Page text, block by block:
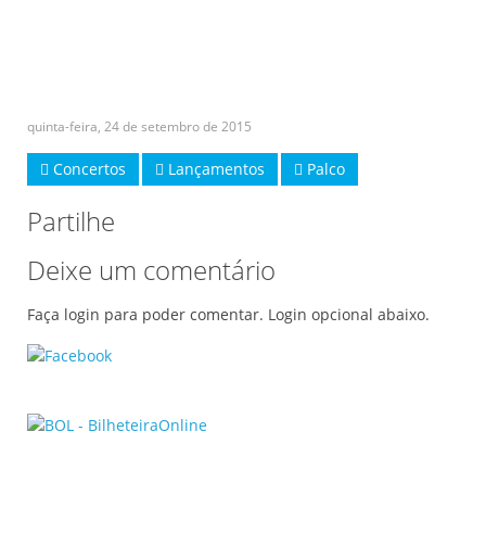
quinta-feira, 24 de setembro de 2015
Concertos Lançamentos Palco
Partilhe
Deixe um comentário
Faça login para poder comentar. Login opcional abaixo.